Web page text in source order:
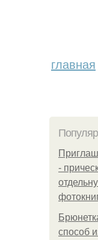
главная
-
способ